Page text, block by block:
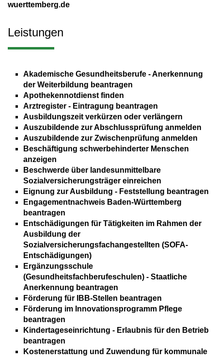
wuerttemberg.de
Leistungen
Akademische Gesundheitsberufe - Anerkennung
der Weiterbildung beantragen
Apothekennotdienst finden
Arztregister - Eintragung beantragen
Ausbildungszeit verkürzen oder verlängern
Auszubildende zur Abschlussprüfung anmelden
Auszubildende zur Zwischenprüfung anmelden
Beschäftigung schwerbehinderter Menschen
anzeigen
Beschwerde über landesunmittelbare
Sozialversicherungsträger einreichen
Eignung zur Ausbildung - Feststellung beantragen
Engagementnachweis Baden-Württemberg
beantragen
Entschädigungen für Tätigkeiten im Rahmen der
Ausbildung der
Sozialversicherungsfachangestellten (SOFA-
Entschädigungen)
Ergänzungsschule
(Gesundheitsfachberufeschulen) - Staatliche
Anerkennung beantragen
Förderung für IBB-Stellen beantragen
Förderung im Innovationsprogramm Pflege
beantragen
Kindertageseinrichtung - Erlaubnis für den Betrieb
beantragen
Kostenerstattung und Zuwendung für kommunale